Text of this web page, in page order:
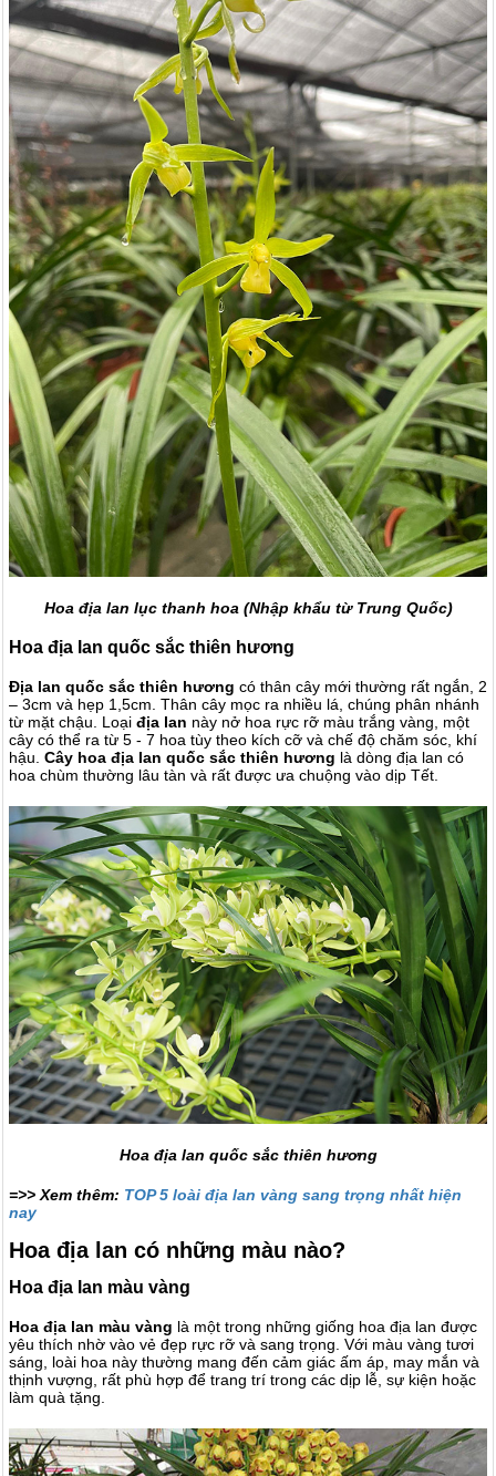
Hoa địa lan lục thanh hoa (Nhập khẩu từ Trung Quốc)
Hoa địa lan quốc sắc thiên hương
Địa lan quốc sắc thiên hương có thân cây mới thường rất ngắn, 2
– 3cm và hẹp 1,5cm. Thân cây mọc ra nhiều lá, chúng phân nhánh
từ mặt chậu. Loại địa lan này nở hoa rực rỡ màu trắng vàng, một
cây có thể ra từ 5 - 7 hoa tùy theo kích cỡ và chế độ chăm sóc, khí
hậu. Cây hoa địa lan quốc sắc thiên hương là dòng địa lan có
hoa chùm thường lâu tàn và rất được ưa chuộng vào dịp Tết.
Hoa địa lan quốc sắc thiên hương
=>> Xem thêm: TOP 5 loài địa lan vàng sang trọng nhất hiện
nay
Hoa địa lan có những màu nào?
Hoa địa lan màu vàng
Hoa địa lan màu vàng là một trong những giống hoa địa lan được
yêu thích nhờ vào vẻ đẹp rực rỡ và sang trọng. Với màu vàng tươi
sáng, loài hoa này thường mang đến cảm giác ấm áp, may mắn và
thịnh vượng, rất phù hợp để trang trí trong các dịp lễ, sự kiện hoặc
làm quà tặng.